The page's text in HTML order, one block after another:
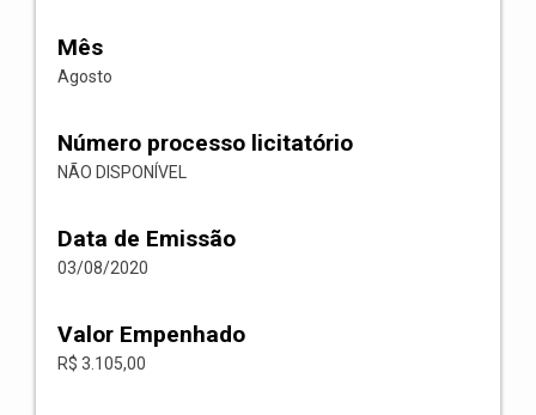
Mês
Agosto
Número processo licitatório
NÃO DISPONÍVEL
Data de Emissão
03/08/2020
Valor Empenhado
R$ 3.105,00